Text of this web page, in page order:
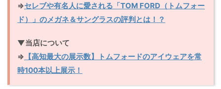
⇒セレブや有名人に愛される「TOM FORD（トムフォー
ド）」のメガネ＆サングラスの評判とは！？
▼当店について
⇒ 【高知最大の展示数】トムフォードのアイウェアを常
時100本以上展示！